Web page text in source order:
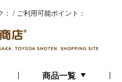
/ ご利用可能ポイント：
商品一覧